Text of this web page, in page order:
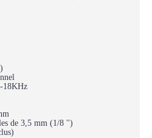
18KHz
de 3,5 mm (1/8 '')